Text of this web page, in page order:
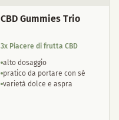
CBD Gummies Trio
3x Piacere di frutta CBD
alto dosaggio
pratico da portare con sé
varietà dolce e aspra